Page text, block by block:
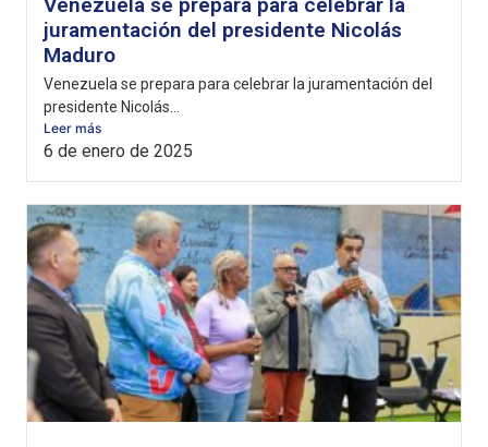
juramentación del presidente Nicolás
Maduro
Venezuela se prepara para celebrar la juramentación del
presidente Nicolás...
Leer más
6 de enero de 2025